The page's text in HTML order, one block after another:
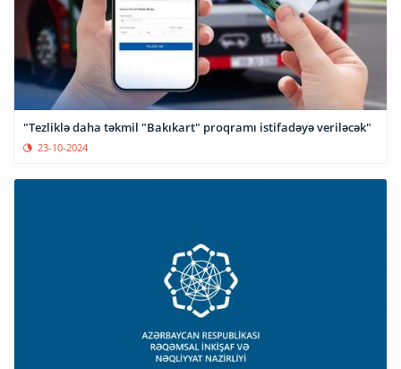
"Tezliklə daha təkmil "Bakıkart" proqramı istifadəyə veriləcək"
23-10-2024